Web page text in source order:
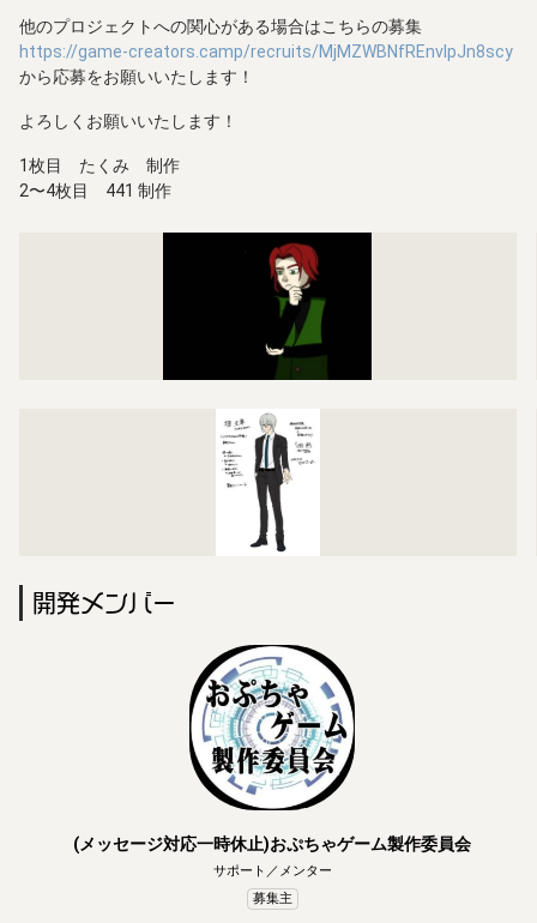
他のプロジェクトへの関心がある場合はこちらの募集
https://game-creators.camp/recruits/MjMZWBNfREnvlpJn8scy
から応募をお願いいたします！
よろしくお願いいたします！
1枚目 たくみ 制作
2〜4枚目 441 制作
開発メンバー
(メッセージ対応一時休止)おぷちゃゲーム製作委員会
サポート／メンター
募集主